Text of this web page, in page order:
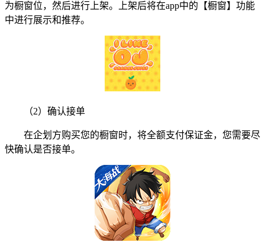
为橱窗位，然后进行上架。上架后将在app中的【橱窗】功能
中进行展示和推荐。
（2）确认接单
在企划方购买您的橱窗时，将全额支付保证金，您需要尽
快确认是否接单。